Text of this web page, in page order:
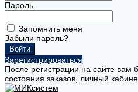
Пароль
Запомнить меня
Забыли пароль?
Зарегистрироваться
После регистрации на сайте вам
состояния заказов, личный